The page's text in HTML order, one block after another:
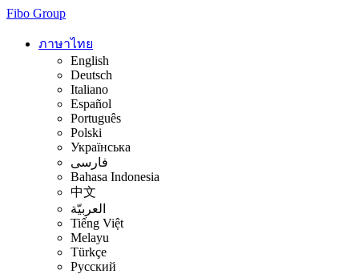
Fibo Group
ภาษาไทย
English
Deutsch
Italiano
Español
Português
Polski
Українська
فارسی
Bahasa Indonesia
中文
العربيّة
Tiếng Việt
Melayu
Türkçe
Русский